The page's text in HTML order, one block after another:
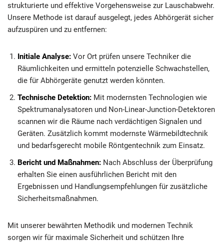
strukturierte und effektive Vorgehensweise zur Lauschabwehr.
Unsere Methode ist darauf ausgelegt, jedes Abhörgerät sicher
aufzuspüren und zu entfernen:
Initiale Analyse: Vor Ort prüfen unsere Techniker die
Räumlichkeiten und ermitteln potenzielle Schwachstellen,
die für Abhörgeräte genutzt werden könnten.
Technische Detektion: Mit modernsten Technologien wie
Spektrumanalysatoren und Non-Linear-Junction-Detektoren
scannen wir die Räume nach verdächtigen Signalen und
Geräten. Zusätzlich kommt modernste Wärmebildtechnik
und bedarfsgerecht mobile Röntgentechnik zum Einsatz.
Bericht und Maßnahmen: Nach Abschluss der Überprüfung
erhalten Sie einen ausführlichen Bericht mit den
Ergebnissen und Handlungsempfehlungen für zusätzliche
Sicherheitsmaßnahmen.
Mit unserer bewährten Methodik und modernen Technik
sorgen wir für maximale Sicherheit und schützen Ihre